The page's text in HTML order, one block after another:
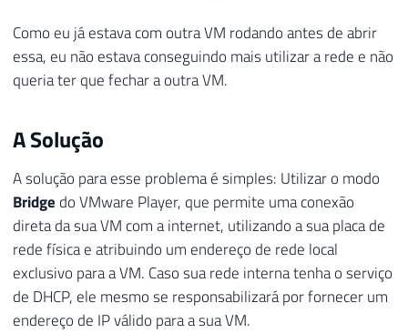
Como eu já estava com outra VM rodando antes de abrir
essa, eu não estava conseguindo mais utilizar a rede e não
queria ter que fechar a outra VM.
A Solução
A solução para esse problema é simples: Utilizar o modo
Bridge do VMware Player, que permite uma conexão
direta da sua VM com a internet, utilizando a sua placa de
rede física e atribuindo um endereço de rede local
exclusivo para a VM. Caso sua rede interna tenha o serviço
de DHCP, ele mesmo se responsabilizará por fornecer um
endereço de IP válido para a sua VM.